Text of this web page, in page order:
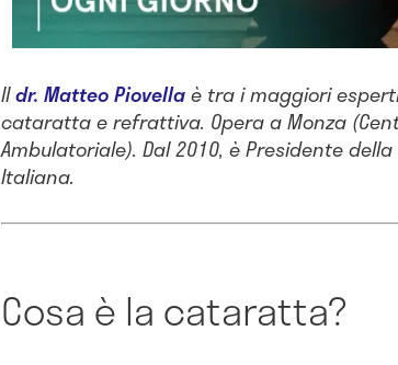
Ildr. Matteo Piovellaè tra i maggiori
cataratta e refrattiva. Opera a Monza
Ambulatoriale). Dal 2010, è Presidente
Italiana.
Cosa è la cataratta?